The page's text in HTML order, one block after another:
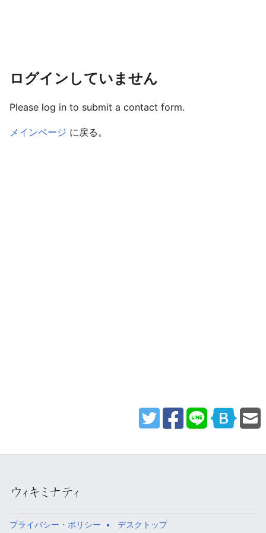
ログインしていません
Please log in to submit a contact form.
メインページ に戻る。
プライバシー・ポリシー デスクトップ